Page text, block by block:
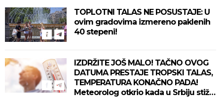
TOPLOTNI TALAS NE POSUSTAJE: U
ovim gradovima izmereno paklenih
40 stepeni!
IZDRŽITE JOŠ MALO! TAČNO OVOG
DATUMA PRESTAJE TROPSKI TALAS,
TEMPERATURA KONAČNO PADA!
Meteorolog otkrio kada u Srbiju stiže